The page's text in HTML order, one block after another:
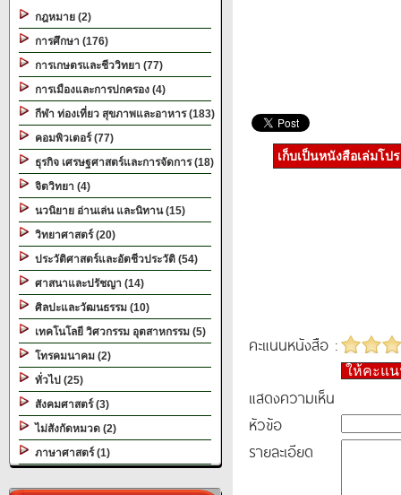
กฎหมาย (2)
การศึกษา (176)
การเกษตรและชีววิทยา (77)
การเมืองและการปกครอง (4)
กีฬา ท่องเที่ยว สุขภาพและอาหาร (183)
คอมพิวเตอร์ (77)
ธุรกิจ เศรษฐศาสตร์และการจัดการ (18)
จิตวิทยา (4)
นวนิยาย อ่านเล่น และนิทาน (15)
วิทยาศาสตร์ (20)
ประวัติศาสตร์และอัตชีวประวัติ (54)
ศาสนาและปรัชญา (14)
ศิลปะและวัฒนธรรม (10)
เทคโนโลยี วิศวกรรม อุตสาหกรรม (5)
โทรคมนาคม (2)
ทั่วไป (25)
สังคมศาสตร์ (3)
ไม่สังกัดหมวด (2)
ภาษาศาสตร์ (1)
เก็บเป็นหนังสือเล่มโป
คะแนนหนังสือ :
ให้คะแ
แสดงความเห็น
หัวข้อ
รายละเอียด